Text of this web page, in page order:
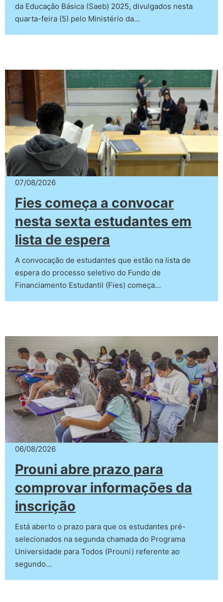
da Educação Básica (Saeb) 2025, divulgados nesta
quarta-feira (5) pelo Ministério da…
07/08/2026
Fies começa a convocar
nesta sexta estudantes em
lista de espera
A convocação de estudantes que estão na lista de
espera do processo seletivo do Fundo de
Financiamento Estudantil (Fies) começa…
06/08/2026
Prouni abre prazo para
comprovar informações da
inscrição
Está aberto o prazo para que os estudantes pré-
selecionados na segunda chamada do Programa
Universidade para Todos (Prouni) referente ao
segundo…